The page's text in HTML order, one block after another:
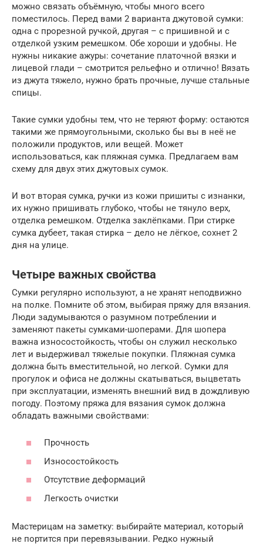
можно связать объёмную, чтобы много всего
поместилось. Перед вами 2 варианта джутовой сумки:
одна с прорезной ручкой, другая – с пришивной и с
отделкой узким ремешком. Обе хороши и удобны. Не
нужны никакие ажуры: сочетание платочной вязки и
лицевой глади – смотрится рельефно и отлично! Вязать
из джута тяжело, нужно брать прочные, лучше стальные
спицы.
Такие сумки удобны тем, что не теряют форму: остаются
такими же прямоугольными, сколько бы вы в неё не
положили продуктов, или вещей. Может
использоваться, как пляжная сумка. Предлагаем вам
схему для двух этих джутовых сумок.
И вот вторая сумка, ручки из кожи пришиты с изнанки,
их нужно пришивать глубоко, чтобы не тянуло верх,
отделка ремешком. Отделка заклёпками. При стирке
сумка дубеет, такая стирка – дело не лёгкое, сохнет 2
дня на улице.
Четыре важных свойства
Сумки регулярно используют, а не хранят неподвижно
на полке. Помните об этом, выбирая пряжу для вязания.
Люди задумываются о разумном потреблении и
заменяют пакеты сумками-шоперами. Для шопера
важна износостойкость, чтобы он служил несколько
лет и выдерживал тяжелые покупки. Пляжная сумка
должна быть вместительной, но легкой. Сумки для
прогулок и офиса не должны скатываться, выцветать
при эксплуатации, изменять внешний вид в дождливую
погоду. Поэтому пряжа для вязания сумок должна
обладать важными свойствами:
Прочность
Износостойкость
Отсутствие деформаций
Легкость очистки
Мастерицам на заметку: выбирайте материал, который
не портится при перевязывании. Редко нужный